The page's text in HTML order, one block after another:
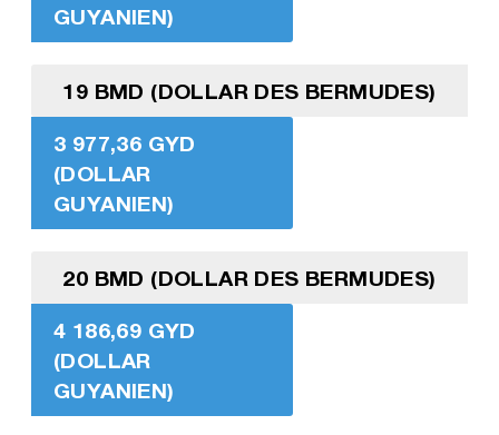
GUYANIEN)
19 BMD (DOLLAR DES BERMUDES)
3 977,36 GYD
(DOLLAR
GUYANIEN)
20 BMD (DOLLAR DES BERMUDES)
4 186,69 GYD
(DOLLAR
GUYANIEN)